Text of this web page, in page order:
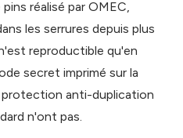
réalisé par OMEC,
les serrures depuis plus
reproductible qu'en
secret imprimé sur la
anti-duplication
n'ont pas.